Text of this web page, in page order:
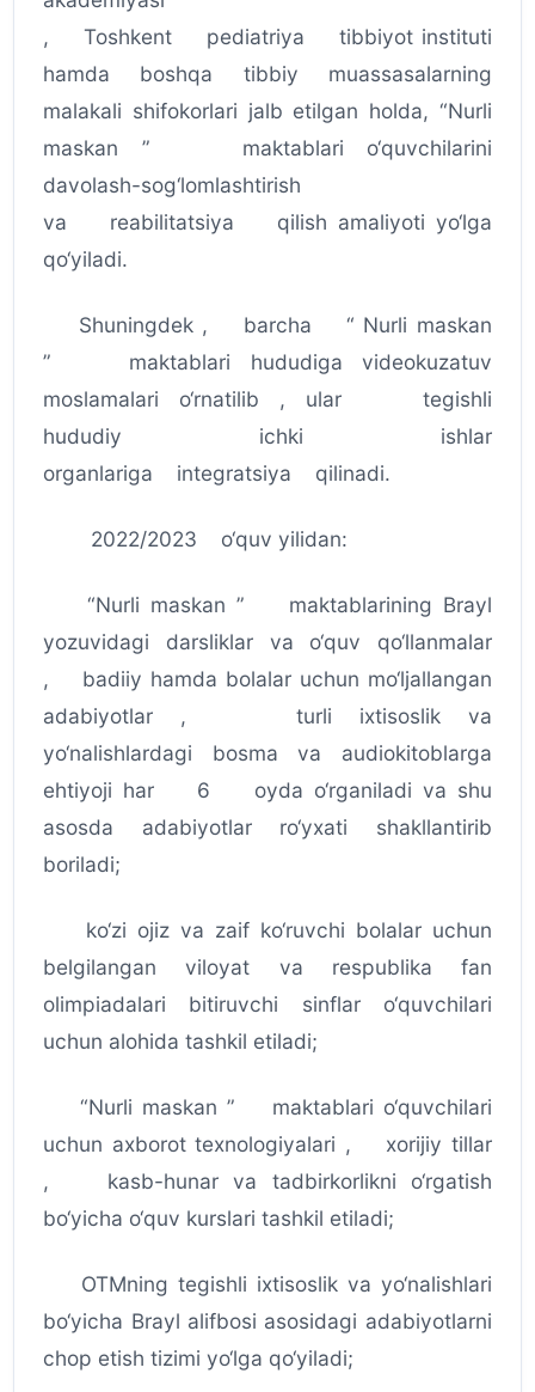
, Toshkent pediatriya tibbiyot instituti
hamda boshqa tibbiy muassasalarning
malakali shifokorlari jalb etilgan holda, “Nurli
maskan ” maktablari o‘quvchilarini
davolash-sog‘lomlashtirish
va reabilitatsiya qilish amaliyoti yo‘lga
qo‘yiladi.
Shuningdek , barcha “ Nurli maskan
” maktablari hududiga videokuzatuv
moslamalari o‘rnatilib , ular tegishli
hududiy ichki ishlar
organlariga integratsiya qilinadi.
2022/2023 o‘quv yilidan:
“Nurli maskan ” maktablarining Brayl
yozuvidagi darsliklar va o‘quv qo‘llanmalar
, badiiy hamda bolalar uchun mo‘ljallangan
adabiyotlar , turli ixtisoslik va
yo‘nalishlardagi bosma va audiokitoblarga
ehtiyoji har 6 oyda o‘rganiladi va shu
asosda adabiyotlar ro‘yxati shakllantirib
boriladi;
ko‘zi ojiz va zaif ko‘ruvchi bolalar uchun
belgilangan viloyat va respublika fan
olimpiadalari bitiruvchi sinflar o‘quvchilari
uchun alohida tashkil etiladi;
“Nurli maskan ” maktablari o‘quvchilari
uchun axborot texnologiyalari , xorijiy tillar
, kasb-hunar va tadbirkorlikni o‘rgatish
bo‘yicha o‘quv kurslari tashkil etiladi;
OTMning tegishli ixtisoslik va yo‘nalishlari
bo‘yicha Brayl alifbosi asosidagi adabiyotlarni
chop etish tizimi yo‘lga qo‘yiladi;